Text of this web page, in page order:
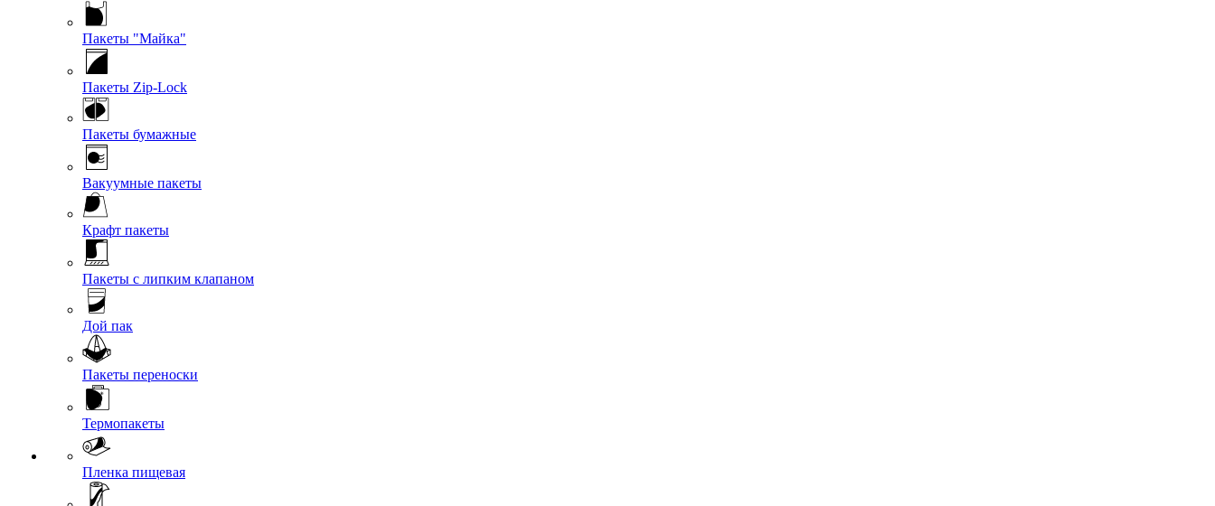
Пакеты "Майка"
Пакеты Zip-Lock
Пакеты бумажные
Вакуумные пакеты
Крафт пакеты
Пакеты с липким клапаном
Дой пак
Пакеты переноски
Термопакеты
Пленка пищевая